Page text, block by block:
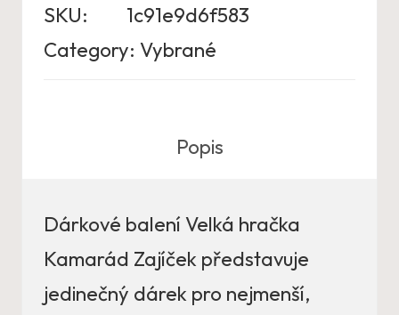
SKU:
1c91e9d6f583
Category: Vybrané
Popis
Dárkové balení Velká hračka
Kamarád Zajíček představuje
jedinečný dárek pro nejmenší,